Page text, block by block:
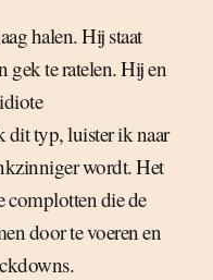
halen. Hij staat
gek te ratelen. Hij en
dit typ, luister ik naar
wordt. Het
complotten die de
door te voeren en